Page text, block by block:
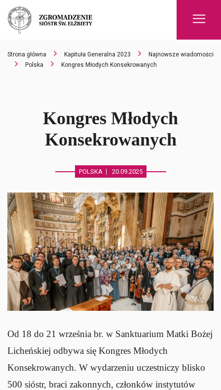
Strona główna Kapituła Generalna 2023
Najnowsze wiadomości
Polska
Kongres Młodych Konsekrowanych
Kongres Młodych
Konsekrowanych
POLSKA 20.09.2025
Od 18 do 21 września br. w Sanktuarium Matki Bożej
Licheńskiej odbywa się Kongres Młodych
Konsekrowanych. W wydarzeniu uczestniczy blisko
500 sióstr, braci zakonnych, członków instytutów